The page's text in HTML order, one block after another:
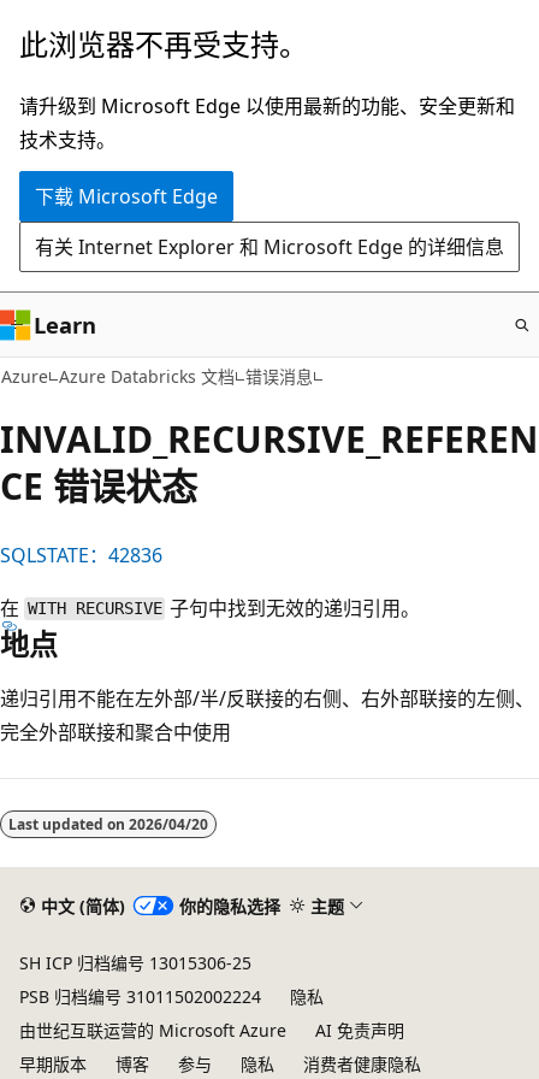
跳
主
要
内
此浏览器不再受支持。
请升级到 Microsoft Edge 以使用最新的功能、安全更新和
技术支持。
下载 Microsoft Edge
有关 Internet Explorer 和 Microsoft Edge 的详细信息
Learn
Azure Azure Databricks 文档 错误消息
INVALID_RECURSIVE_REFEREN
CE 错误状态
SQLSTATE：42836
在 WITH RECURSIVE 子句中找到无效的递归引用。
地点
递归引用不能在左外部/半/反联接的右侧、右外部联接的左侧、
完全外部联接和聚合中使用
模
式
Last updated on 2026/04/20
中文 (简体) 你的隐私选择 主题
SH ICP 归档编号 13015306-25
PSB 归档编号 31011502002224
隐私
由世纪互联运营的 Microsoft Azure
AI 免责声明
早期版本
博客 参与 隐私 消费者健康隐私